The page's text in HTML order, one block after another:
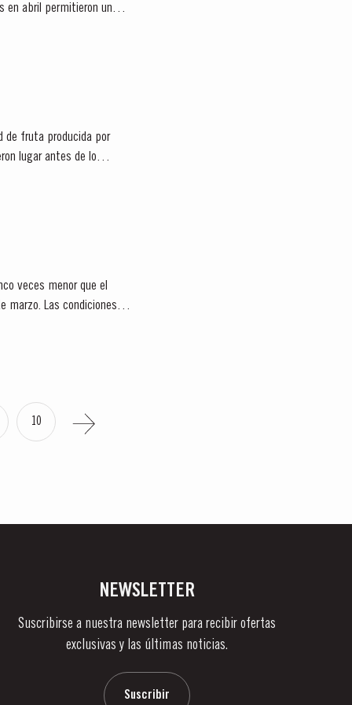
en abril permitieron un
de fruta producida por
veces menor que el
marzo. Las condiciones
10
NEWSLETTER
Suscribirse a nuestra newsletter para recibir ofertas
exclusivas y las últimas noticias.
Suscribir